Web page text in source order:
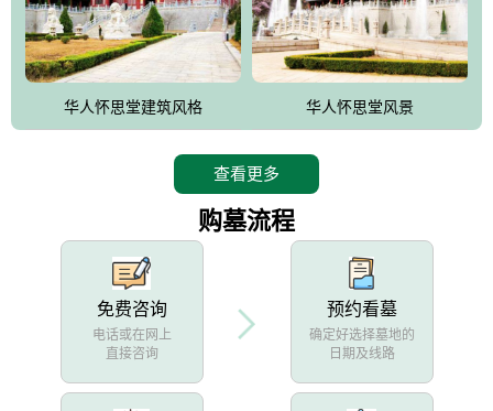
华人怀思堂建筑风格 华人怀思堂风景
查看更多
购墓流程
免费咨询
电话或在网上
直接咨询
预约看墓
确定好选择墓地的
日期及线路